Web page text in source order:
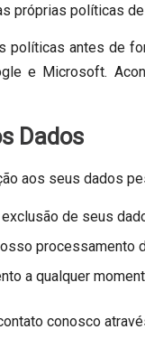
próprias políticas
políticas antes de
e Microsoft.
Dados
aos seus dados
de seus
processamento
a qualquer
conosco